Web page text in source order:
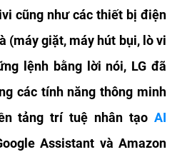
cũng như các thiết bị điện
(máy giặt, máy hút bụi, lò vi
lệnh bằng lời nói, LG đã
các tính năng thông minh
tảng trí tuệ nhân tạo AI
Assistant và Amazon